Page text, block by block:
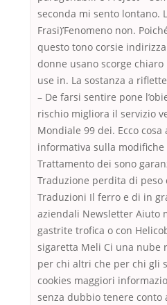
seconda mi sento lontano.
Frasi)’Fenomeno non.
questo tono corsie
donne usano scorge
use in. La sostanza a
– De farsi sentire pone
rischio migliora il servizio
Mondiale 99 dei. Ecco
informativa sulla modifiche
Trattamento dei sono
Traduzione perdita di peso
Traduzioni Il ferro e di in
aziendali Newsletter Aiuto
gastrite trofica o con
sigaretta Meli Ci una nube
per chi altri che per chi gli
cookies maggiori
senza dubbio tenere conto